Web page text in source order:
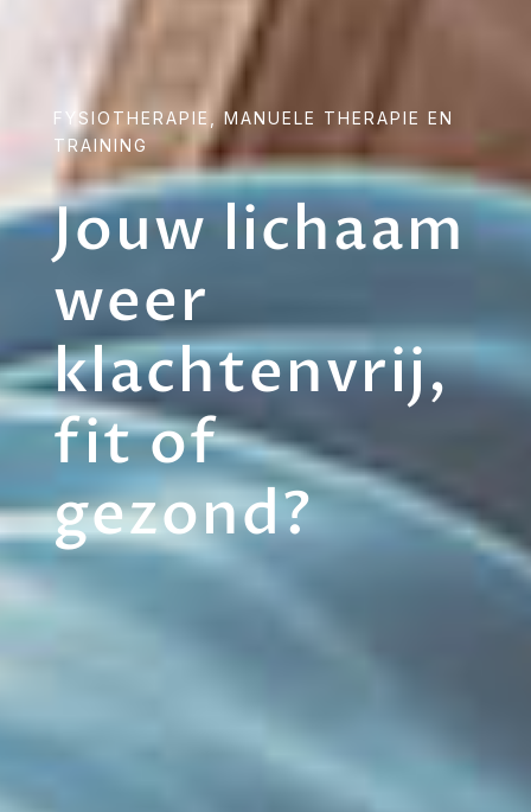
FYSIOTHERAPIE, MANUELE THERAPIE EN
TRAINING
Jouw lichaam
weer
klachtenvrij,
fit of
gezond?